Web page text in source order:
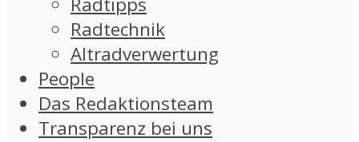
Radtechnik
Altradverwertung
People
Das Redaktionsteam
Transparenz bei uns